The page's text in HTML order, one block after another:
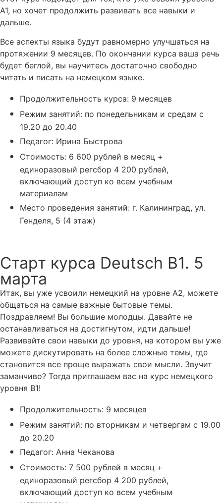
А1, но хочет продолжить развивать все навыки и
дальше.
Все аспекты языка будут равномерно улучшаться на
протяжении 9 месяцев. По окончании курса ваша речь
будет беглой, вы научитесь достаточно свободно
читать и писать на немецком языке.
Продолжительность курса: 9 месяцев
Режим занятий: по понедельникам и средам с
19.20 до 20.40
Педагог: Ирина Быстрова
Стоимость: 6 600 рублей в месяц +
единоразовый регсбор 4 200 рублей,
включающий доступ ко всем учебным
материалам
Место проведения занятий: г. Калининград, ул.
Генделя, 5 (4 этаж)
Старт курса Deutsch В1. 5
марта
Итак, вы уже усвоили немецкий на уровне А2, можете
общаться на самые важные бытовые темы.
Поздравляем! Вы большие молодцы. Давайте не
останавливаться на достигнутом, идти дальше!
Развивайте свои навыки до уровня, на котором вы уже
можете дискутировать на более сложные темы, где
становится все проще выражать свои мысли. Звучит
заманчиво? Тогда приглашаем вас на курс немецкого
уровня В1!
Продолжительность: 9 месяцев
Режим занятий: по вторникам и четвергам с 19.00
до 20.20
Педагог: Анна Чеканова
Стоимость: 7 500 рублей в месяц +
единоразовый регсбор 4 200 рублей,
включающий доступ ко всем учебным